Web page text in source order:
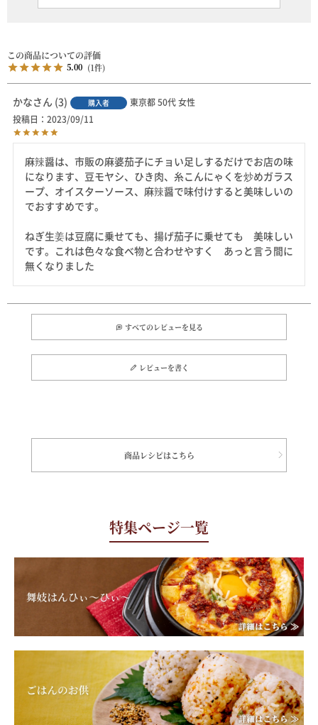
5.00 1
かな 3 購入者 東京都 50代 女性
投稿日
2023/09/11
麻辣醤は、市販の麻婆茄子にチョい足しするだけでお店の味
になります、豆モヤシ、ひき肉、糸こんにゃくを炒めガラス
ープ、オイスターソース、麻辣醤で味付けすると美味しいの
でおすすめです。
ねぎ生姜は豆腐に乗せても、揚げ茄子に乗せても　美味しい
です。これは色々な食べ物と合わせやすく　あっと言う間に
無くなりました
すべてのレビューを見る
レビューを書く
商品レシピはこちら
特集ページ一覧